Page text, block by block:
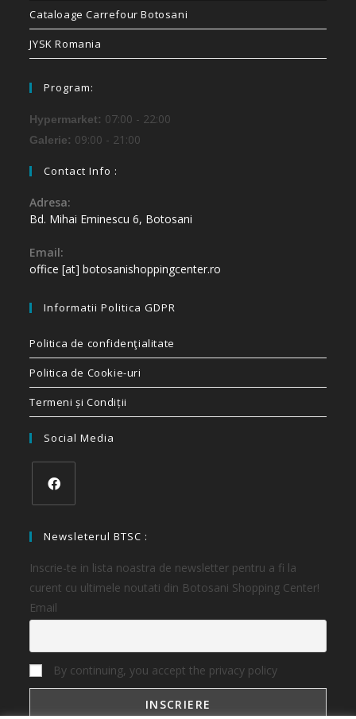
Cataloage Carrefour Botosani
JYSK Romania
Program:
Hypermarket: 07:00 - 22:00
Galerie: 09:00 - 21:00
Contact Info :
Adresa:
Bd. Mihai Eminescu 6, Botosani
Email:
office [at] botosanishoppingcenter.ro
Informatii Politica GDPR
Politica de confidenţialitate
Politica de Cookie-uri
Termeni și Condiții
Social Media
Newsleterul BTSC :
Inscrie-te in lista noastra de newsletter pentru a fi la
curent cu ultimele noutati din Botosani Shopping Center!
Email
By continuing, you accept the privacy policy